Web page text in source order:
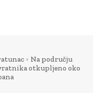
Na području
otkupljeno oko